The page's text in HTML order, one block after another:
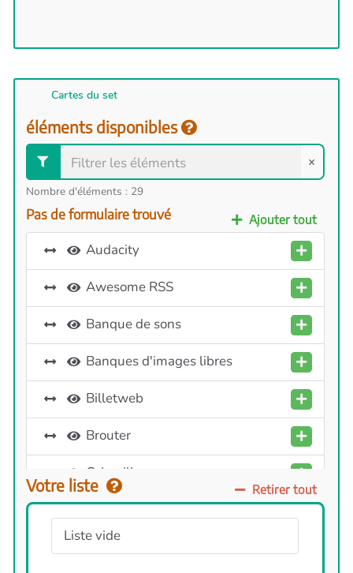
Cartes du set
éléments disponibles
×
Nombre d'éléments : 29
Pas de formulaire trouvé Ajouter tout
Audacity
Awesome RSS
Banque de sons
Banques d'images libres
Billetweb
Brouter
Colorzilla
Créer des qrcodes
Votre liste Retirer tout
Liste vide